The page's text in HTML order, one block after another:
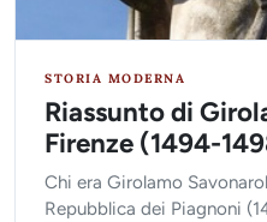
STORIA MODERNA
Riassunto di
Firenze (1494-
Chi era Girolamo
Repubblica dei Piagnoni